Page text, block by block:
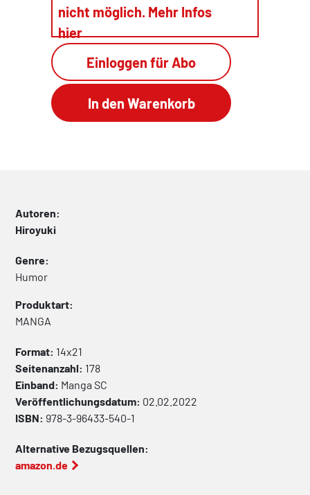
nicht möglich. Mehr Infos
hier
Einloggen für Abo
Autoren:
Hiroyuki
Genre:
Humor
Produktart:
MANGA
Format: 14x21
Seitenanzahl: 178
Einband: Manga SC
Veröffentlichungsdatum: 02.02.2022
ISBN: 978-3-96433-540-1
Alternative Bezugsquellen:
amazon.de